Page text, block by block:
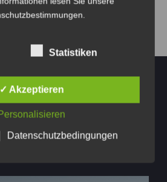
Statistiken
✓ Akzeptieren
Datenschutzbedingungen